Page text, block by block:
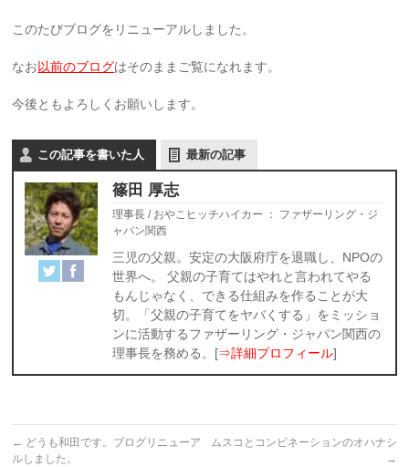
このたびブログをリニューアルしました。
なお以前のブログはそのままご覧になれます。
今後ともよろしくお願いします。
この記事を書いた人 最新の記事
篠田 厚志
理事長 / おやこヒッチハイカー ： ファザーリング・ジ
ャパン関西
三児の父親。安定の大阪府庁を退職し、NPOの
世界へ。 父親の子育てはやれと言われてやる
もんじゃなく、できる仕組みを作ることが大
切。「父親の子育てをヤバくする」をミッショ
ンに活動するファザーリング・ジャパン関西の
理事長を務める。[⇒詳細プロフィール]
← どうも和田です。ブログリニューア
ルしました。
ムスコとコンビネーションのオハナシ
→